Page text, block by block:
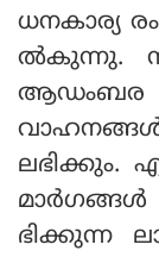
ധനകാര്യ
ല്‍കുന്നു.
ആഡംബര
ലഭിക്കും.
മാര്‍ഗങ്ങള്‍
ഭിക്കുന്ന